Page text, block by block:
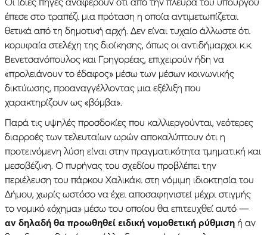
έπεσε στο τραπέζι μια πρόταση η οποία αντιμετωπίζεται
θετικά από τη δημοτική αρχή. Δεν είναι τυχαίο άλλωστε ότι
κορυφαία στελέχη της διοίκησης, όπως οι αντιδήμαρχοι κ.κ.
Βενετσανόπουλος και Γρηγορέας, επιχειρούν ήδη να
«προλειάνουν το έδαφος» μέσω των μέσων κοινωνικής
δικτύωσης, προαναγγέλλοντας μια εξέλιξη που
χαρακτηρίζουν ως «βόμβα».
Παρά τις υψηλές προσδοκίες που καλλιεργούνται, νεότερες
διαρροές των τελευταίων ωρών αποκαλύπτουν ότι η
προτεινόμενη λύση είναι στην πραγματικότητα τμηματική και
μεσοβέζικη. Ο πυρήνας του σχεδίου προβλέπει την
περιέλευση του πάρκου Χαλικάκι στη νόμιμη ιδιοκτησία του
Δήμου, χωρίς ωστόσο να έχει αποσαφηνιστεί μέχρι στιγμής
το νομικό «όχημα» μέσω του οποίου θα επιτευχθεί αυτό —
αν δηλαδή θα προωθηθεί ειδική νομοθετική ρύθμιση ή αν